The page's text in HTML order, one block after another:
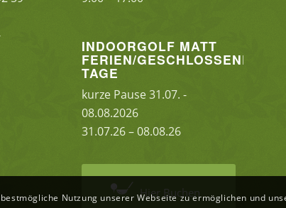
INDOORGOLF MATT
FERIEN/GESCHLOSSENE
TAGE
kurze Pause 31.07. -
08.08.2026
31.07.26 – 08.08.26
Hier Buchen
Nutzung unserer Webseite zu ermöglichen und